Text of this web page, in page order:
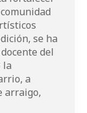
se ha
del
la
a
arraigo,